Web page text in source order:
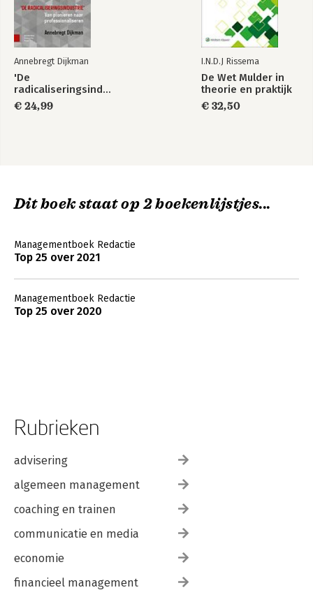
6.5 Rake vragen
6.6 Samenvatting en tips
Dankwoord
Over de auteur
Geraadpleegde bronnen
Colofon
Annebregt Dijkman
'De
radicaliseringsindustrie'
€ 24,99
I.N.D.J Rissema
De Wet Mulder in
theorie en praktijk
€ 32,50
Dit boek staat op 2 boekenlijstjes...
Managementboek Redactie
Top 25 over 2021
Managementboek Redactie
Top 25 over 2020
Rubrieken
advisering
algemeen management
coaching en trainen
communicatie en media
economie
financieel management